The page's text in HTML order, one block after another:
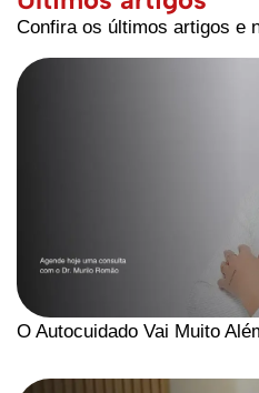
Confira os últimos artigos e
O Autocuidado Vai Muito